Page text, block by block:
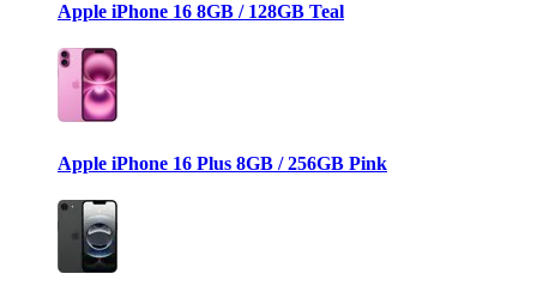
Apple iPhone 16 8GB / 128GB Teal
Apple iPhone 16 Plus 8GB / 256GB Pink